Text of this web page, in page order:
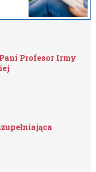
Profesor Irmy